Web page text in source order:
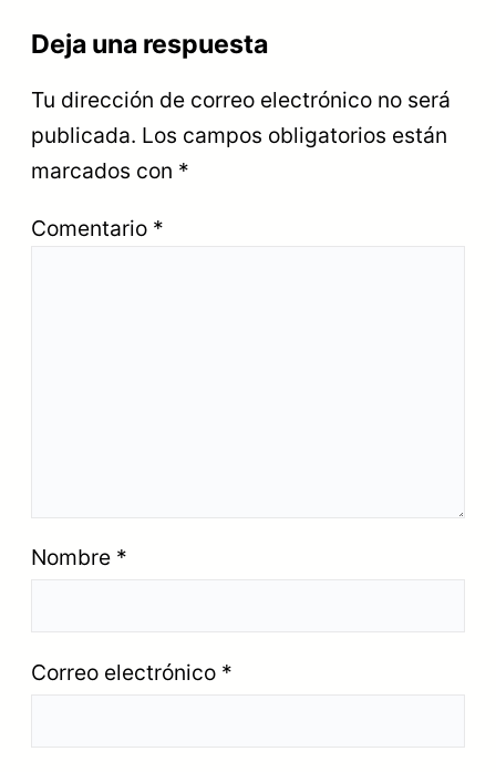
Deja una respuesta
Tu dirección de correo electrónico no será
publicada. Los campos obligatorios están
marcados con *
Comentario *
Nombre *
Correo electrónico *